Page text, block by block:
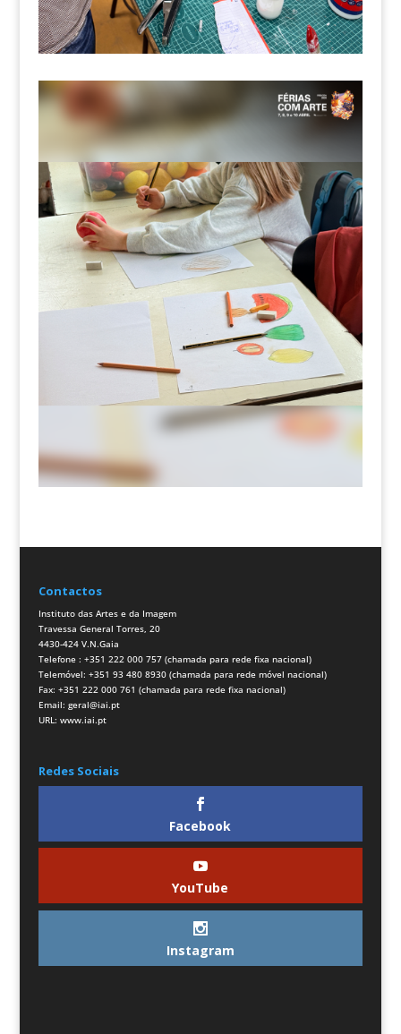
Contactos
Instituto das Artes e da Imagem
Travessa General Torres, 20
4430-424 V.N.Gaia
Telefone : +351 222 000 757 (chamada para rede fixa nacional)
Telemóvel: +351 93 480 8930 (chamada para rede móvel nacional)
Fax: +351 222 000 761 (chamada para rede fixa nacional)
Email: geral@iai.pt
URL: www.iai.pt
Redes Sociais
Facebook
YouTube
Instagram